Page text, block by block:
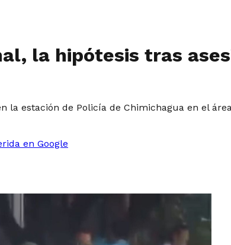
la hipótesis tras
la estación de Policía de Chimichagua en el
en Google